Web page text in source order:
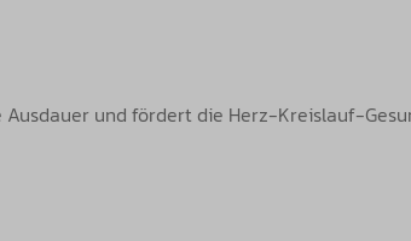
und fördert die Herz-Kreislauf-